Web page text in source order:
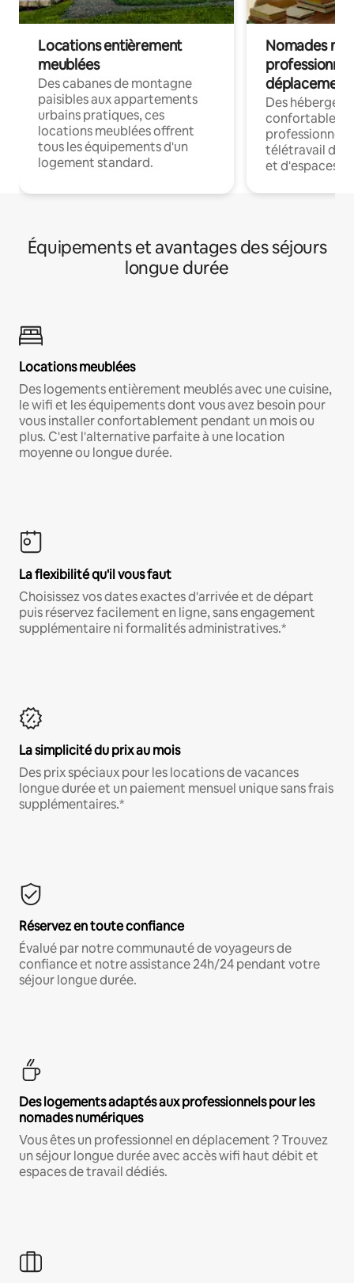
Locations entièrement
meublées
Des cabanes de montagne
paisibles aux appartements
urbains pratiques, ces
locations meublées offrent
tous les équipements d'un
logement standard.
Nomades
déplacement
Des
confortables
professionnels
télétravail
et d'espaces
Équipements et avantages des séjours
longue durée
Locations meublées
Des logements entièrement meublés avec une cuisine,
le wifi et les équipements dont vous avez besoin pour
vous installer confortablement pendant un mois ou
plus. C'est l'alternative parfaite à une location
moyenne ou longue durée.
La flexibilité qu'il vous faut
Choisissez vos dates exactes d'arrivée et de départ
puis réservez facilement en ligne, sans engagement
supplémentaire ni formalités administratives.*
La simplicité du prix au mois
Des prix spéciaux pour les locations de vacances
longue durée et un paiement mensuel unique sans frais
supplémentaires.*
Réservez en toute confiance
Évalué par notre communauté de voyageurs de
confiance et notre assistance 24h/24 pendant votre
séjour longue durée.
Des logements adaptés aux professionnels pour les
nomades numériques
Vous êtes un professionnel en déplacement ? Trouvez
un séjour longue durée avec accès wifi haut débit et
espaces de travail dédiés.